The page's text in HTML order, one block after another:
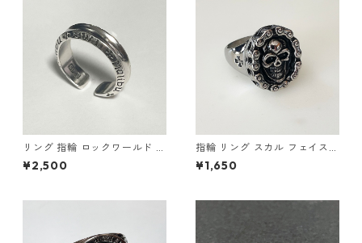
リング 指輪 ロックワールド パ
ンク ロック レタリング 鏡面
ユニセックス
¥2,500
指輪 リング スカル フェイスチ
ェーン ドクロ 髑髏 パンク ロ
ック クロス メンズアクセサリ
¥1,650